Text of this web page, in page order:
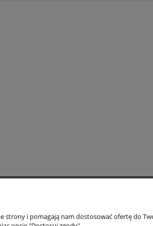
Twoje zamówienia
strony i pomagają nam dostosować ofertę do